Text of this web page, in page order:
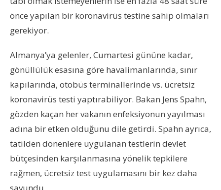
önce yapılan bir koronavirüs testine sahip olmaları
gerekiyor.
Almanya’ya gelenler, Cumartesi gününe kadar,
gönüllülük esasına göre havalimanlarında, sınır
kapılarında, otobüs terminallerinde vs. ücretsiz
koronavirüs testi yaptırabiliyor. Bakan Jens Spahn,
gözden kaçan her vakanın enfeksiyonun yayılması
adına bir etken olduğunu dile getirdi. Spahn ayrıca,
tatilden dönenlere uygulanan testlerin devlet
bütçesinden karşılanmasına yönelik tepkilere
rağmen, ücretsiz test uygulamasını bir kez daha